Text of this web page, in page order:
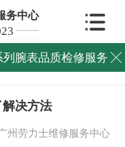
务中心
腕表品质检修服务 
见问题>
决方法
州劳力士维修服务中心